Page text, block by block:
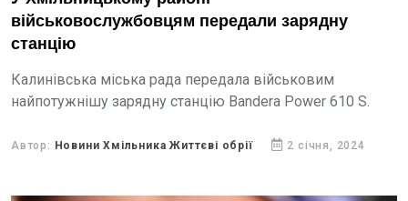
військовослужбовцям передали зарядну
станцію
Калинівська міська рада передала військовим
найпотужнішу зарядну станцію Bandera Power 610 S.
Автор: Новини Хмільника Життєві обрії 2 січня, 2024